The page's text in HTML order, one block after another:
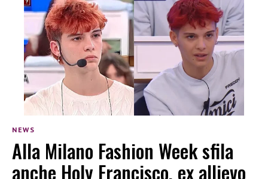
NEWS
Alla Milano Fashion Week sfila
anche Holy Francisco, ex allievo